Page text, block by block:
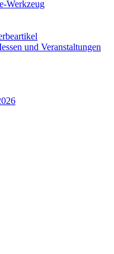
Werkzeug
und Veranstaltungen